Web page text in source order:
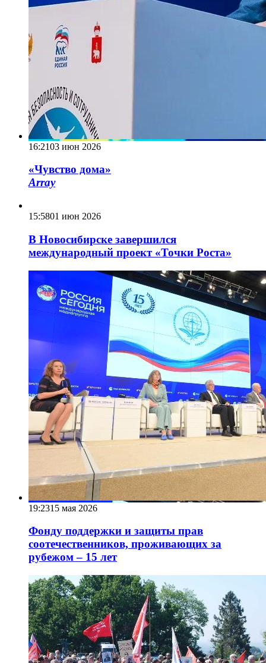
16:2103 июн 2026
«Чувство дома»
Array
15:5801 июн 2026
В Новосибирске завершился
международный проект «Точки Роста»
19:2315 мая 2026
Фонду поддержки и защиты прав
соотечественников, проживающих за
рубежом – 15 лет